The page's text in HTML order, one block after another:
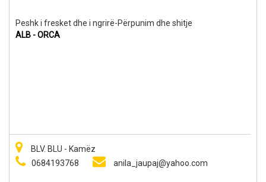
Peshk i fresket dhe i ngrirë-Përpunim dhe shitje
ALB - ORCA
BLV. BLU - Kamëz
0684193768
anila_jaupaj@yahoo.com